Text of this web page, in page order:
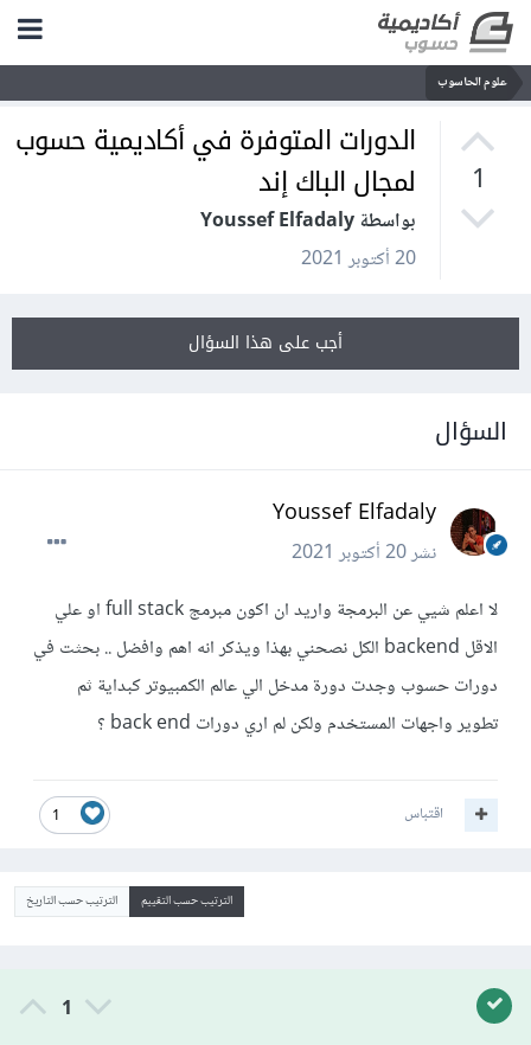
علوم الحاسوب
1
الدورات المتوفرة في أكاديمية حسوب
لمجال الباك إند
بواسطة Youssef Elfadaly
20 أكتوبر 2021
أجب على هذا السؤال
السؤال
Youssef Elfadaly
نشر20 أكتوبر 2021
لا اعلم شيي عن البرمجة واريد ان اكون مبرمج full stack او علي
الاقل backend الكل نصحني بهذا ويذكر انه اهم وافضل .. بحثت في
دورات حسوب وجدت دورة مدخل الي عالم الكمبيوتر كبداية ثم
تطوير واجهات المستخدم ولكن لم اري دورات back end ؟
1 اقتباس
الترتيب حسب التقييم الترتيب حسب التاريخ
1